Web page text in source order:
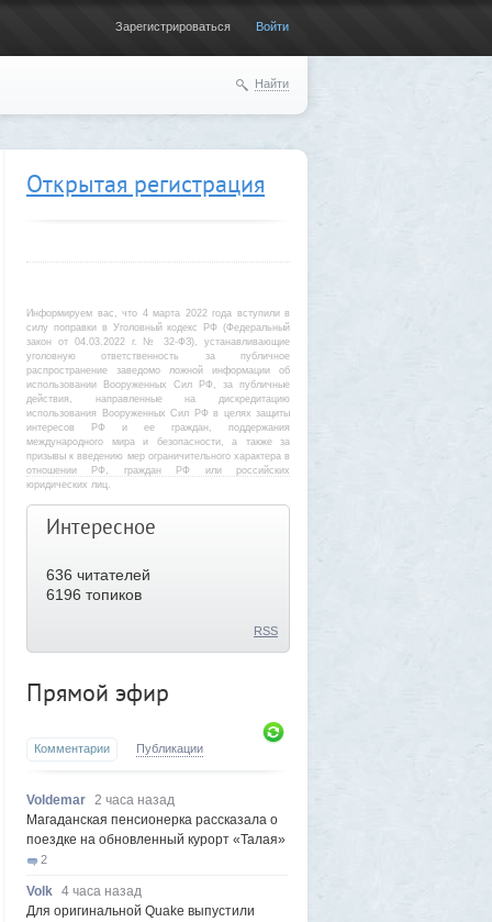
Зарегистрироваться Войти
Найти
Открытая регистрация
Информируем вас, что 4 марта 2022 года вступили в
силу поправки в Уголовный кодекс РФ (Федеральный
закон от 04.03.2022 г. № 32-ФЗ), устанавливающие
уголовную ответственность за публичное
распространение заведомо ложной информации об
использовании Вооруженных Сил РФ, за публичные
действия, направленные на дискредитацию
использования Вооруженных Сил РФ в целях защиты
интересов РФ и ее граждан, поддержания
международного мира и безопасности, а также за
призывы к введению мер ограничительного характера в
отношении РФ, граждан РФ или российских
юридических лиц.
Интересное
636 читателей
6196 топиков
RSS
Прямой эфир
Комментарии Публикации
Voldemar 2 часа назад
Магаданская пенсионерка рассказала о
поездке на обновленный курорт «Талая»
2
Volk 4 часа назад
Для оригинальной Quake выпустили